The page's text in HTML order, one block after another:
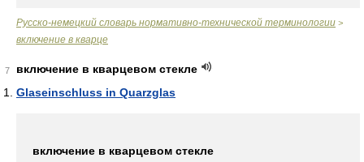
Русско-немецкий словарь нормативно-технической терминологии >
включение в кварце
7
включение в кварцевом стекле
Glaseinschluss in Quarzglas
включение в кварцевом стекле